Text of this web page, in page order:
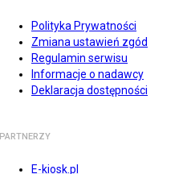
Polityka Prywatności
Zmiana ustawień zgód
Regulamin serwisu
Informacje o nadawcy
Deklaracja dostępności
PARTNERZY
E-kiosk.pl